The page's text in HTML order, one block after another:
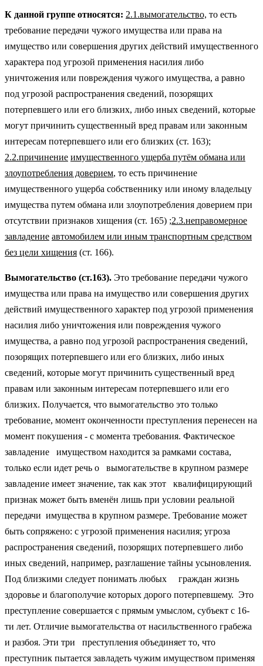
К данной группе относятся: 2.1.вымогательство, то есть
требование передачи чужого имущества или права на
имущество или совершения других действий имущественного
характера под угрозой применения насилия либо
уничтожения или повреждения чужого имущества, а равно
под угрозой распространения сведений, позорящих
потерпевшего или его близких, либо иных сведений, которые
могут причинить существенный вред правам или законным
интересам потерпевшего или его близких (ст. 163);
2.2.причинение имущественного ущерба путём обмана или
злоупотребления доверием, то есть причинение
имущественного ущерба собственнику или иному владельцу
имущества путем обмана или злоупотребления доверием при
отсутствии признаков хищения (ст. 165) ;2.3.неправомерное
завладение автомобилем или иным транспортным средством
без цели хищения (ст. 166).
Вымогательство (ст.163). Это требование передачи чужого
имущества или права на имущество или совершения других
действий имущественного характер под угрозой применения
насилия либо уничтожения или повреждения чужого
имущества, а равно под угрозой распространения сведений,
позорящих потерпевшего или его близких, либо иных
сведений, которые могут причинить существенный вред
правам или законным интересам потерпевшего или его
близких. Получается, что вымогательство это только
требование, момент оконченности преступления перенесен на
момент покушения - с момента требования. Фактическое
завладение имуществом находится за рамками состава,
только если идет речь о вымогательстве в крупном размере
завладение имеет значение, так как этот квалифицирующий
признак может быть вменён лишь при условии реальной
передачи имущества в крупном размере. Требование может
быть сопряжено: с угрозой применения насилия; угроза
распространения сведений, позорящих потерпевшего либо
иных сведений, например, разглашение тайны усыновления.
Под близкими следует понимать любых граждан жизнь
здоровье и благополучие которых дорого потерпевшему. Это
преступление совершается с прямым умыслом, субъект с 16-
ти лет. Отличие вымогательства от насильственного грабежа
и разбоя. Эти три преступления объединяет то, что
преступник пытается завладеть чужим имуществом применяя